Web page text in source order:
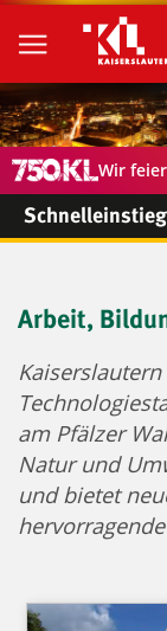
Wir
Schnelleinstieg
Arbeit,
am Pfälzer
Natur und
und bietet